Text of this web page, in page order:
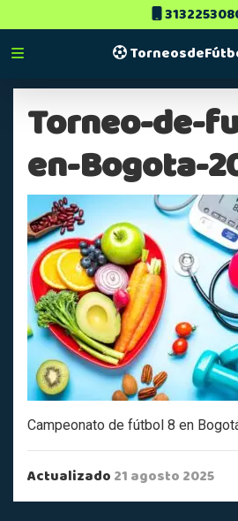
Torneo-de-
en-Bogota-
Campeonato de fútbol 8 en
Actualizado21 agosto 2025